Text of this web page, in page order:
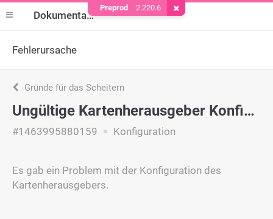
Dokumentation
Fehlerursache
Gründe für das Scheitern
Ungültige Kartenherausgeber Konfiguration
#1463995880159 Konfiguration
Es gab ein Problem mit der Konfiguration des
Kartenherausgebers.
Preprod 2.220.6 Cookie entfernen